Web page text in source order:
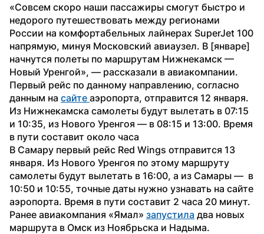
«Совсем скоро наши пассажиры смогут быстро и
недорого путешествовать между регионами
России на комфортабельных лайнерах SuperJet 100
напрямую, минуя Московский авиаузел. В [январе]
начнутся полеты по маршрутам Нижнекамск —
Новый Уренгой», — рассказали в авиакомпании.
Первый рейс по данному направлению, согласно
данным на сайте аэропорта, отправится 12 января.
Из Нижнекамска самолеты будут вылетать в 07:15
и 10:35, из Нового Уренгоя — в 08:15 и 13:00. Время
в пути составит около часа
В Самару первый рейс Red Wings отправится 13
января. Из Нового Уренгоя по этому маршруту
самолеты будут вылетать в 16:00, а из Самары —  в
10:50 и 10:55, точные даты нужно узнавать на сайте
аэропорта. Время в пути составит 2 часа 20 минут.
Ранее авиакомпания «Ямал» запустила два новых
маршрута в Омск из Ноябрьска и Надыма.